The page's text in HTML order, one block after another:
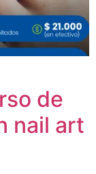
de
nail art